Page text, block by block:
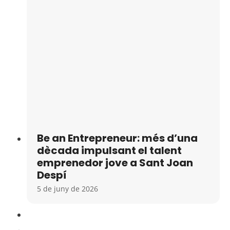
Be an Entrepreneur: més d’una
dècada impulsant el talent
emprenedor jove a Sant Joan
Despí
5 de juny de 2026